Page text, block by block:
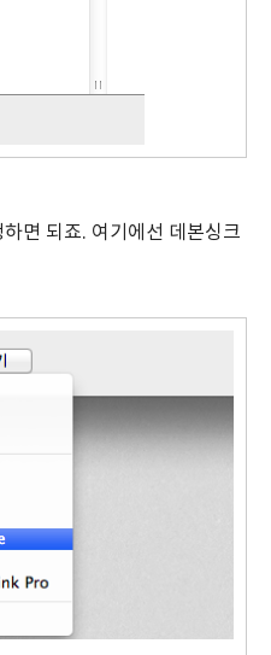
면 되죠. 여기에선 데본싱크